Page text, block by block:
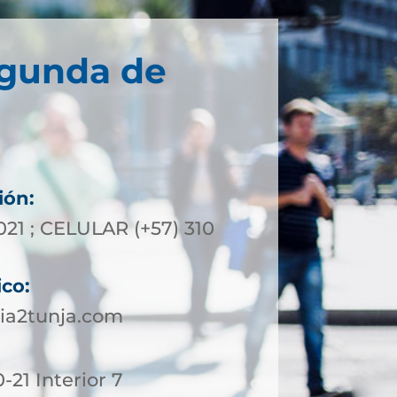
de
; CELULAR (+57) 310
21 Interior 7